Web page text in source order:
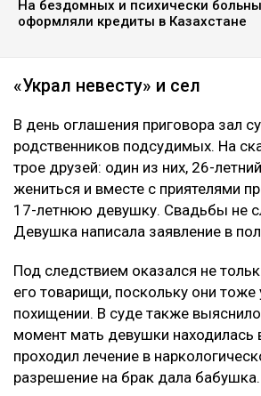
На бездомных и психически
оформляли кредиты в Казахстане
«Украл невесту» и сел
В день оглашения приговора зал
родственников подсудимых. На
трое друзей: один из них, 26-
жениться и вместе с приятелями
17-летнюю девушку. Свадьбы не
Девушка написала заявление в
Под следствием оказался не
его товарищи, поскольку они тоже
похищении. В суде также
момент мать девушки находилась
проходил лечение в
разрешение на брак дала бабушка.